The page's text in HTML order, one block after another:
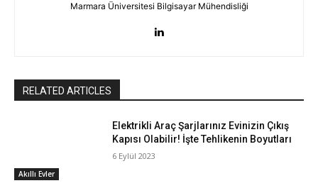
Marmara Üniversitesi Bilgisayar Mühendisliği
RELATED ARTICLES
Akıllı Evler
Elektrikli Araç Şarjlarınız Evinizin Çıkış
Kapısı Olabilir! İşte Tehlikenin Boyutları
6 Eylül 2023